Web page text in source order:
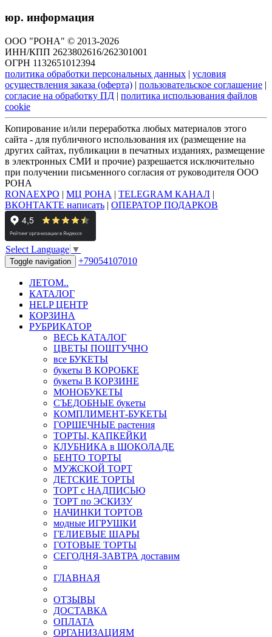
юр. информация
ООО "РОНА" © 2013-2026
ИНН/КПП 2623802616/262301001
ОГРН 1132651012394
политика обработки персональных данных | условия
осуществления заказа (оферта) | пользовательское соглашение |
согласие на обработку ПД | политика использования файлов
cookie
Копирование и/или переработка любых материалов этого
сайта - для публичного использования их (размещение на
других сайтах, публикации в печатных изданиях, размещение
в электронных СМИ и прочие) разрешается исключительно
при получении письменного согласия от руководителя ООО
РОНА
RONAEXPO | МЦ РОНА | TELEGRAM КАНАЛ |
ВКОНТАКТЕ написать | ОПЕРАТОР ПОДАРКОВ
Select Language ▼
Toggle navigation +79054107010
ЛЕТОМ..
КАТАЛОГ
HELP ЦЕНТР
КОРЗИНА
РУБРИКАТОР
ВЕСЬ КАТАЛОГ
ЦВЕТЫ ПОШТУЧНО
все БУКЕТЫ
букеты В КОРОБКЕ
букеты В КОРЗИНЕ
МОНОБУКЕТЫ
СЪЕДОБНЫЕ букеты
КОМПЛИМЕНТ-БУКЕТЫ
ГОРШЕЧНЫЕ растения
ТОРТЫ, КАПКЕЙКИ
КЛУБНИКА в ШОКОЛАДЕ
БЕНТО ТОРТЫ
МУЖСКОЙ ТОРТ
ДЕТСКИЕ ТОРТЫ
ТОРТ с НАДПИСЬЮ
ТОРТ по ЭСКИЗУ
НАЧИНКИ ТОРТОВ
модные ИГРУШКИ
ГЕЛИЕВЫЕ ШАРЫ
ГОТОВЫЕ ТОРТЫ
СЕГОДНЯ-ЗАВТРА доставим
ГЛАВНАЯ
ОТЗЫВЫ
ДОСТАВКА
ОПЛАТА
ОРГАНИЗАЦИЯМ